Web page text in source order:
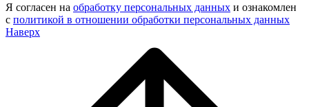
Я согласен на обработку персональных данных и ознакомлен
с политикой в отношении обработки персональных данных
Наверх